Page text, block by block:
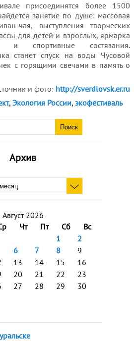
Архив
Август 2026
Чт Пт Сб
Вс
1
2
6 7 8
9
13 14 15
16
20 21 22
23
27 28 29
30
присоединятся более 1500
занятие по душе: массовая
чая, выступления творческих
для детей и взрослых, ярмарка
и спортивные состязания.
станет спуск на воды Чусовой
с горящими свечами в память о
и фото: http://sverdlovsk.er.ru
, Экология России, экофестиваль